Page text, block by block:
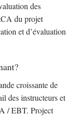
des
du projet
et d’évaluation
croissante de
des instructeurs et
/ EBT. Project